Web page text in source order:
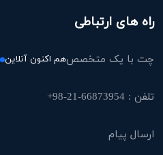
راه های ارتباطی
چت با یک متخصصهم اکنون آنلاین
تلفن : 66873954-21-98+
ارسال پیام